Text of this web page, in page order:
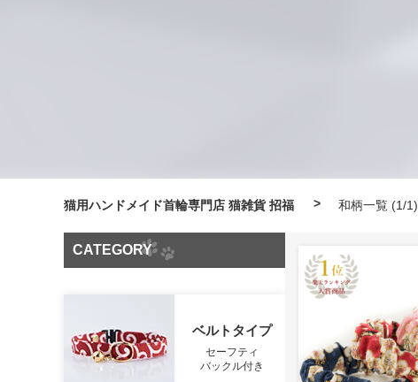
猫用ハンドメイド首輪専門店 猫雑貨 招福 和柄一覧 (1/1)
CATEGORY
ベルトタイプ
セーフティ
バックル付き